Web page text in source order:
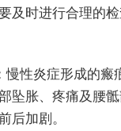
及时进行合理的检
慢性炎症形成的瘢
坠胀、疼痛及腰
后加剧。